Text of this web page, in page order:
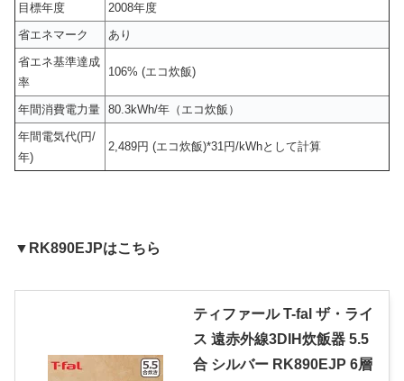
目標年度
2008年度
省エネマーク
あり
省エネ基準達成
率
106% (エコ炊飯)
年間消費電力量 80.3kWh/年（エコ炊飯）
年間電気代(円/
年)
2,489円 (エコ炊飯)*31円/kWhとして計算
▼RK890EJPはこちら
ティファール T-fal ザ・ライ
ス 遠赤外線3DIH炊飯器 5.5
合 シルバー RK890EJP 6層